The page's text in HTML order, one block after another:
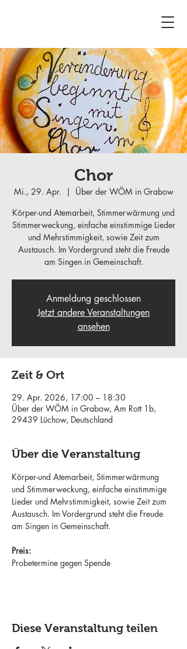
Chor
Mi., 29. Apr.
  |
Über der WÖM in Grabow
Körper-und Atemarbeit, Stimmerwärmung und
Stimmerweckung, einfache einstimmige Lieder
und Mehrstimmigkeit, sowie Zeit zum
Austausch. Im Vordergrund steht die Freude
am Singen in Gemeinschaft.
Anmeldung geschlossen
Jetzt andere Veranstaltungen
ansehen
Zeit & Ort
29. Apr. 2026, 17:00 – 18:30
Über der WÖM in Grabow, Am Rott 1b,
29439 Lüchow, Deutschland
Über die Veranstaltung
Körper-und Atemarbeit, Stimmerwärmung
und Stimmerweckung, einfache einstimmige
Lieder und Mehrstimmigkeit, sowie Zeit zum
Austausch. Im Vordergrund steht die Freude
am Singen in Gemeinschaft.
Preis:
Probetermine gegen Spende
Diese Veranstaltung teilen